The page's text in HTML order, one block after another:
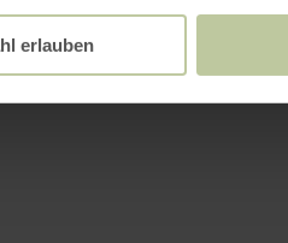
erlauben